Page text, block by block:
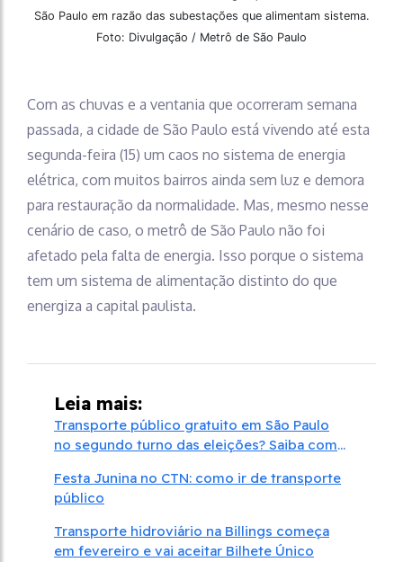
São Paulo em razão das subestações que alimentam sistema.
Foto: Divulgação / Metrô de São Paulo
Com as chuvas e a ventania que ocorreram semana
passada, a cidade de São Paulo está vivendo até esta
segunda-feira (15) um caos no sistema de energia
elétrica, com muitos bairros ainda sem luz e demora
para restauração da normalidade. Mas, mesmo nesse
cenário de caso, o metrô de São Paulo não foi
afetado pela falta de energia. Isso porque o sistema
tem um sistema de alimentação distinto do que
energiza a capital paulista.
Leia mais:
Transporte público gratuito em São Paulo
no segundo turno das eleições? Saiba como
Festa Junina no CTN: como ir de transporte
público
Transporte hidroviário na Billings começa
em fevereiro e vai aceitar Bilhete Único